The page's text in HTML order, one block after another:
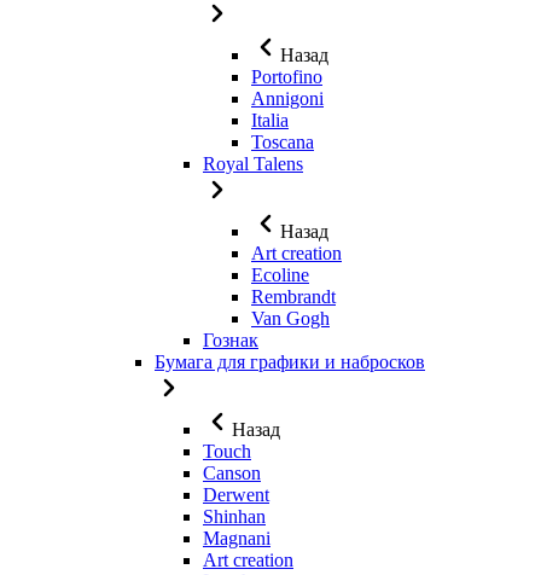
Назад
Portofino
Annigoni
Italia
Toscana
Royal Talens
Назад
Art creation
Ecoline
Rembrandt
Van Gogh
Гознак
Бумага для графики и набросков
Назад
Touch
Canson
Derwent
Shinhan
Magnani
Art creation